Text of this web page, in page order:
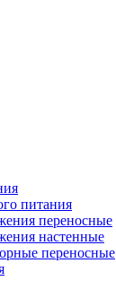
питания
переносные
настенные
переносные